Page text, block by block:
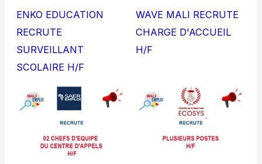
ENKO EDUCATION
RECRUTE
SURVEILLANT
SCOLAIRE H/F
WAVE MALI RECRUTE
CHARGE D'ACCUEIL
H/F